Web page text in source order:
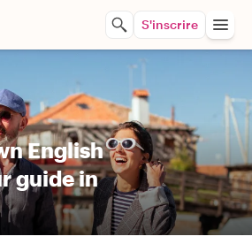
S'inscrire
English
guide in